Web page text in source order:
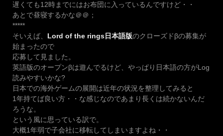
遅くても12時までにはお布団に入っているんですけど・・
あとで昼寝するかな＠＠；
*****
そいえば、 Lord of the rings日本語版のクローズドβの募集が
始まったので
応募して見ました。
英語版のオープンβは遊んでるけど、やっぱり日本語の方がLog
読みやすいかな?
日本での海外ゲームの展開は近年の状況を整理してみると
1年持てば良い方・・な感じなのであまり長くは続かないんだ
ろうな。
という風に思っている訳で。
大概1年弱で子会社に移転してしまいますよね・・